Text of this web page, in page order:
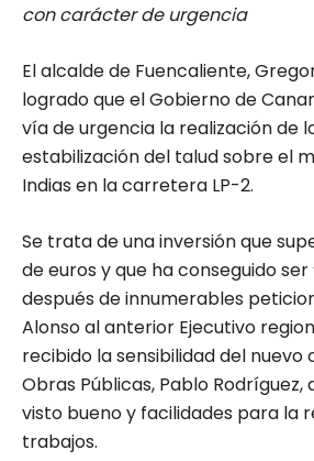
con carácter de urgencia
El alcalde de Fuencaliente,
logrado que el Gobierno de
vía de urgencia la realización de
estabilización del talud sobre el
Indias en la carretera LP-2.
Se trata de una inversión que
de euros y que ha conseguido
después de innumerables
Alonso al anterior Ejecutivo
recibido la sensibilidad del nuevo
Obras Públicas, Pablo Rodríguez,
visto bueno y facilidades para la
trabajos.